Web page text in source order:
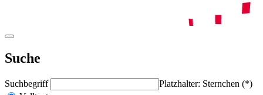
Suche
Suchbegriff
Platzhalter: Sternchen (*)